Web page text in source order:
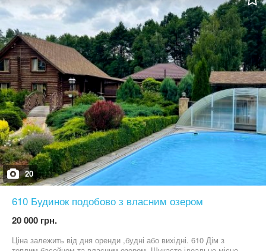
20
610 Будинок подобово з власним озером
20 000 грн.
Ціна залежить від дня оренди ,будні або вихідні. 610 Дім з